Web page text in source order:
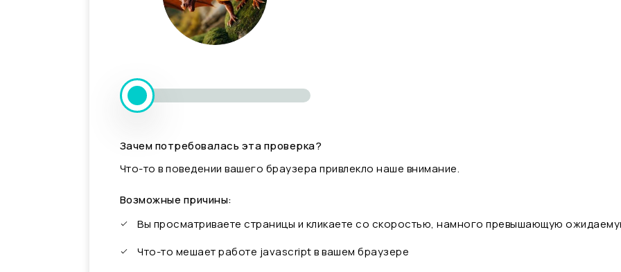
Зачем потребовалась эта проверка?
Что-то в поведении вашего браузера привлекло наше внимание.
Возможные причины:
Вы просматриваете страницы и кликаете со скоростью, намного превышающую
Что-то мешает работе javascript в вашем браузере